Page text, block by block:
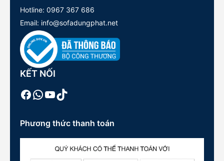
Hotline: 0967 367 686
Email: info@sofadungphat.net
KẾT NỐI
Facebook
WhatsApp
Youtube
TikTok
Phương thức thanh toán